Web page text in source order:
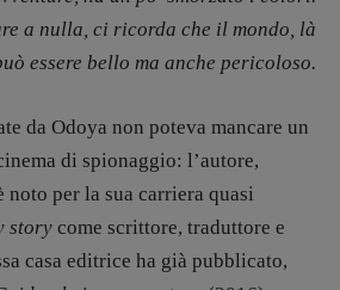
Costigliola
Derobertis
,Valentina
Michielin,Nicole
a nulla, ci ricorda che il mondo, là
essere bello ma anche pericoloso.
da Odoya non poteva mancare un
di spionaggio: l’autore,
per la sua carriera quasi
story come scrittore, traduttore e
casa editrice ha già pubblicato,